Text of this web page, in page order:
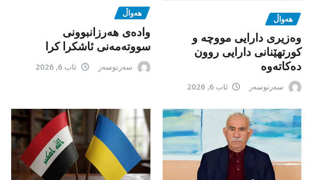
هەواڵ
وەزیری دارایی مووچە و
کورتهێنانی دارایی روون
دەکاتەوە
سەرنوسەر ئاب 6, 2026
هەواڵ
وادەی هەرزانبوونی
سووتەمەنی ئاشکرا کرا
سەرنوسەر ئاب 6, 2026